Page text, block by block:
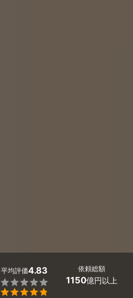
平均評価4.83


依頼総額
1150億円以上